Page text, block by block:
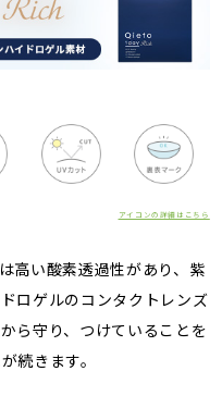
アイコンの詳細はこちら
高い酸素透過性があり、紫
ロゲルのコンタクトレンズ
ら守り、つけていることを
続きます。